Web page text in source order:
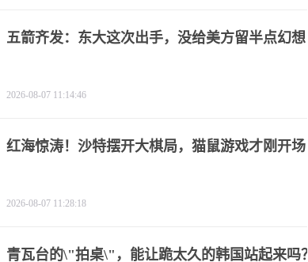
五箭齐发：东大这次出手，没给美方留半点幻想
2026-08-07 11:14:46
红海惊涛！沙特摆开大棋局，猫鼠游戏才刚开场
2026-08-07 11:28:18
青瓦台的\"拍桌\"，能让跪太久的韩国站起来吗？